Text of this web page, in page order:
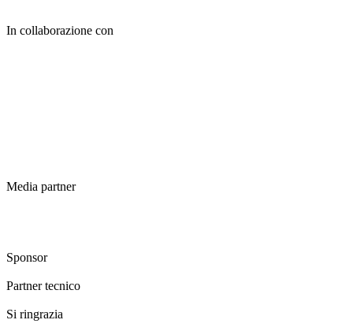
In collaborazione con
Media partner
Sponsor
Partner tecnico
Si ringrazia